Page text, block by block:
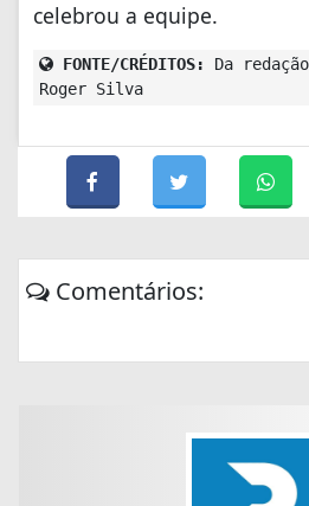
celebrou a equipe.
FONTE/CRÉDITOS:
Da
Roger Silva
Comentários: